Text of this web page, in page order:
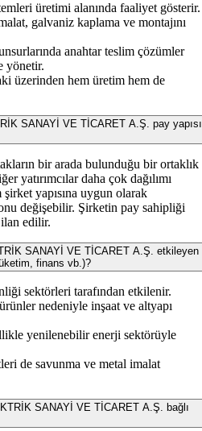
üretimi alanında faaliyet gösterir.
galvaniz kaplama ve montajını
anahtar teslim çözümler
yönetir.
üzerinden hem üretim hem de
SANAYİ VE TİCARET A.Ş. pay yapısı
bir arada bulunduğu bir ortaklık
yatırımcılar daha çok dağılımı
yapısına uygun olarak
değişebilir. Şirketin pay sahipliği
edilir.
SANAYİ VE TİCARET A.Ş. etkileyen
finans vb.)?
sektörleri tarafından etkilenir.
nedeniyle inşaat ve altyapı
yenilenebilir enerji sektörüyle
de savunma ve metal imalat
SANAYİ VE TİCARET A.Ş. bağlı